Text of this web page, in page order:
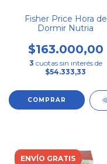
Fisher Price Hora de
Dormir Nutria
$163.000,00
3 cuotas sin interés de
$54.333,33
ENVÍO GRATIS